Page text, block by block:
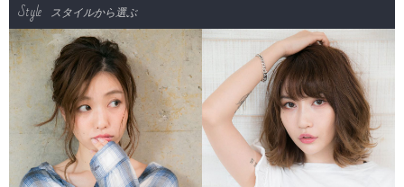
Style スタイルから選ぶ